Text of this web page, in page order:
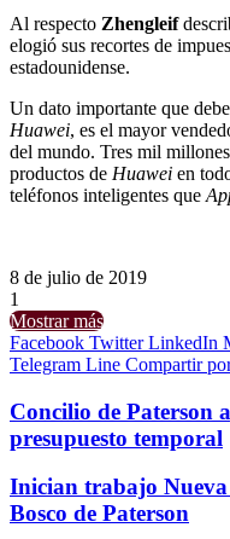
Al respecto Zhengleif
elogió sus recortes de
estadounidense.
Un dato importante que
Huawei, es el mayor
del mundo. Tres mil
productos de Huawei en
teléfonos inteligentes que
8 de julio de 2019
1
Mostrar más
Facebook Twitter LinkedIn
Telegram Line Compartir
Concilio de Paterson
presupuesto temporal
Inician trabajo Nueva
Bosco de Paterson